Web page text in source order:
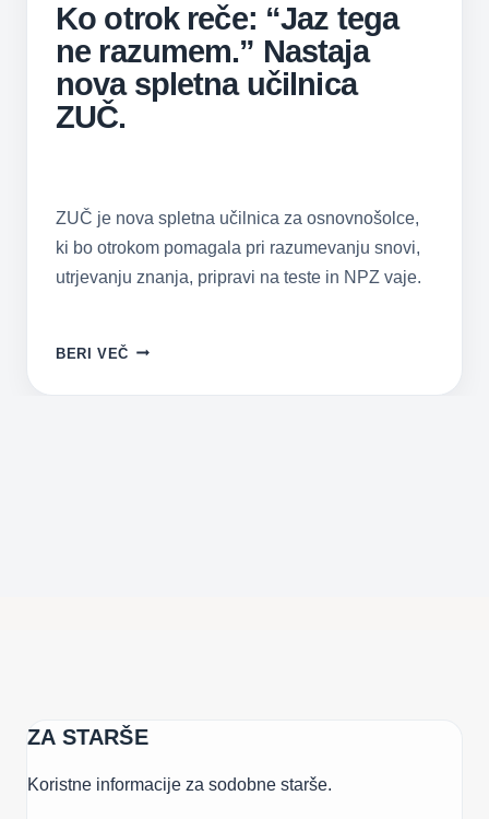
Ko otrok reče: “Jaz tega
ne razumem.” Nastaja
nova spletna učilnica
ZUČ.
ZUČ je nova spletna učilnica za osnovnošolce,
ki bo otrokom pomagala pri razumevanju snovi,
utrjevanju znanja, pripravi na teste in NPZ vaje.
BERI VEČ KO
REČE:
ZA STARŠE
Koristne informacije za sodobne starše.